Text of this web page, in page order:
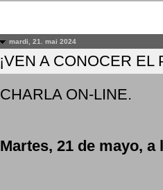
mardi, 21. mai 2024
¡VEN A CONOCER
CHARLA ON-LINE.
Martes, 21 de mayo, a